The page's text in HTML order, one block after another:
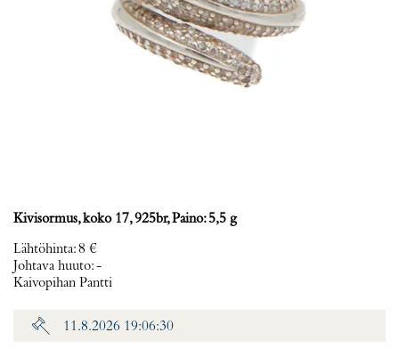
Kivisormus, koko 17, 925br, Paino: 5,5 g
Lähtöhinta:8 €
Johtava huuto:-
Kaivopihan Pantti
11.8.2026 19:06:30